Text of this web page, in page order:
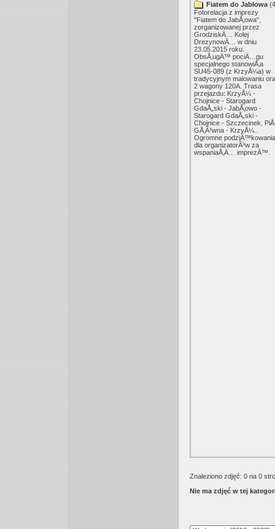
Fiatem do Jabłowa
Fotorelacja z imprezy
"Fiatem do JabÅ‚owa",
zorganizowanej przez
GrodziskÄ… Kolej
DrezynowÄ… w dniu
23.05.2015 roku.
ObsÅ‚ugÄ™ pociÄ…gu
specjalnego stanowiÅ‚a
SU45-089 (z KrzyÅ¼a) w
tradycyjnym malowaniu
2 wagony 120A. Trasa
przejazdu: KrzyÅ¼ -
Chojnice - Starogard
GdaÅ„ski - JabÅ‚owo -
Starogard GdaÅ„ski -
Chojnice - Szczecinek,
GÅ‚Ã³wna - KrzyÅ¼..
Ogromne podziÄ™kowania
dla organizatorÃ³w za
wspaniaÅ‚Ä… imprezÄ™.
Znaleziono zdjęć: 0 na 0
Nie ma zdjęć w tej